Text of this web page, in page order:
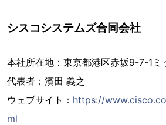
シスコシステムズ合同会社
本社所在地：東京都港区赤坂9-7-1ミ
代表者：濱田 義之
ウェブサイト： https://
ml